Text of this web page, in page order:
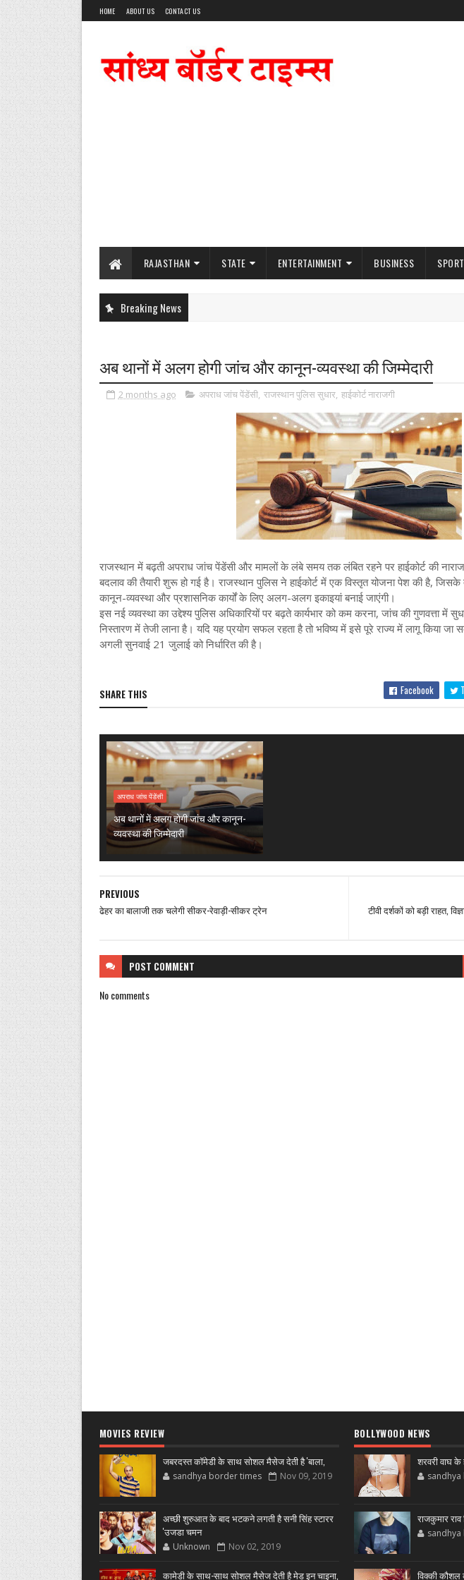
HOME ABOUT US CONTACT US
RAJASTHAN STATE ENTERTAINMENT BUSINESS
Breaking News
अब थानों में अलग होगी जांच और कानून-व्यवस्था की जिम्मेदारी
2 months ago अपराध जांच पेंडेंसी, राजस्थान पुलिस सुधार, हाईकोर्ट नाराजगी
राजस्थान में बढ़ती अपराध जांच पेंडेंसी और मामलों के लंबे समय तक लंबित रहने पर हाईकोर्ट की
बदलाव की तैयारी शुरू हो गई है। राजस्थान पुलिस ने हाईकोर्ट में एक विस्तृत योजना पेश की है,
कानून-व्यवस्था और प्रशासनिक कार्यों के लिए अलग-अलग इकाइयां बनाई जाएंगी।
इस नई व्यवस्था का उद्देश्य पुलिस अधिकारियों पर बढ़ते कार्यभार को कम करना, जांच की गुणवत्ता में
निस्तारण में तेजी लाना है। यदि यह प्रयोग सफल रहता है तो भविष्य में इसे पूरे राज्य में लागू किया जा
अगली सुनवाई 21 जुलाई को निर्धारित की है।
SHARE THIS Facebook
अपराध जांच पेंडेंसी
अब थानों में अलग होगी जांच और कानून-
व्यवस्था की जिम्मेदारी
टीवी दर्शकों को बड़ी राहत,
PREVIOUS
ढेहर का बालाजी तक चलेगी सीकर-रेवाड़ी-सीकर ट्रेन
POST COMMENT
No comments
MOVIES REVIEW
जबरदस्त कॉमेडी के साथ सोशल मैसेज देती है 'बाला,
sandhya border times Nov 09, 2019
अच्छी शुरुआत के बाद भटकने लगती है सनी सिंह स्टारर
'उजडा चमन
Unknown Nov 02, 2019
कामेडी के साथ-साथ सोशल मैसेज देती है मेड इन चाइना,
BOLLYWOOD NEWS
शरवरी वाघ के
राजकुमार
विक्की कौशल